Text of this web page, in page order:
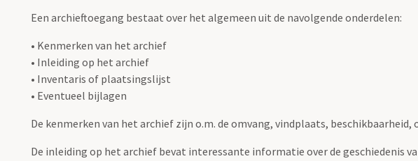
Een archieftoegang bestaat over het algemeen uit de navolgende onderdelen:
• Kenmerken van het archief
• Inleiding op het archief
• Inventaris of plaatsingslijst
• Eventueel bijlagen
De kenmerken van het archief zijn o.m. de omvang, vindplaats, beschikbaarheid,
De inleiding op het archief bevat interessante informatie over de geschiedenis